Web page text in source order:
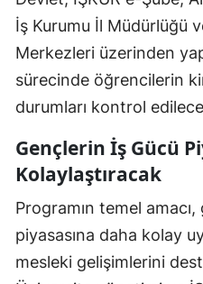
İş Kurumu İl Müdürlüğü
Merkezleri üzerinden
sürecinde öğrencilerin
durumları kontrol
Gençlerin İş Gücü
Kolaylaştıracak
Programın temel
piyasasına daha kolay
mesleki gelişimlerini